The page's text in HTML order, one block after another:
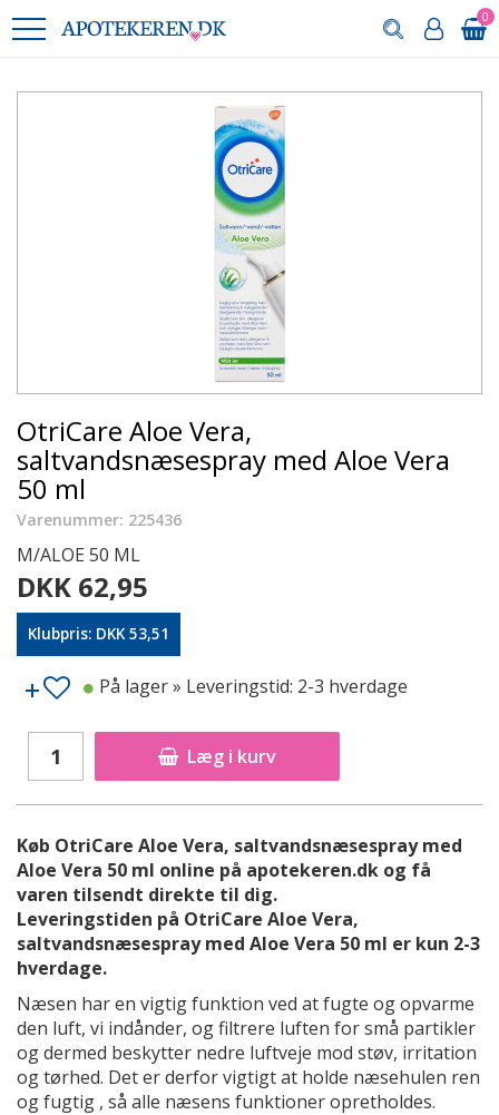
0
OtriCare Aloe Vera,
saltvandsnæsespray med Aloe Vera
50 ml
Varenummer: 225436
M/ALOE 50 ML
DKK 62,95
Klubpris: DKK 53,51
Læg i kurv
På lager» Leveringstid: 2-3 hverdage
Køb OtriCare Aloe Vera, saltvandsnæsespray med
Aloe Vera 50 ml online på apotekeren.dk og få
varen tilsendt direkte til dig.
Leveringstiden på OtriCare Aloe Vera,
saltvandsnæsespray med Aloe Vera 50 ml er kun 2-3
hverdage.
Næsen har en vigtig funktion ved at fugte og opvarme
den luft, vi indånder, og filtrere luften for små partikler
og dermed beskytter nedre luftveje mod støv, irritation
og tørhed. Det er derfor vigtigt at holde næsehulen ren
og fugtig , så alle næsens funktioner opretholdes.